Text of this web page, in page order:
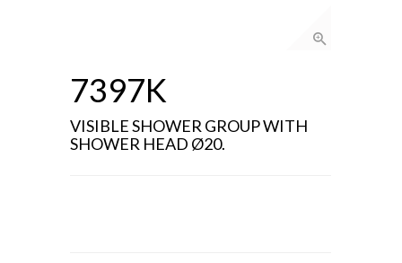
7397K
VISIBLE SHOWER GROUP WITH
SHOWER HEAD Ø20.